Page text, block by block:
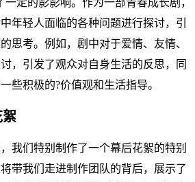
年轻人面临的各种问题进行探讨，引
思考。例如，剧中对于爱情、友情、
，引发了观众对自身生活的反思，同
些积极的?价值观和生活指导。
我们特别制作了一个幕后花絮的特别
带我们走进制作团队的背后，展示了